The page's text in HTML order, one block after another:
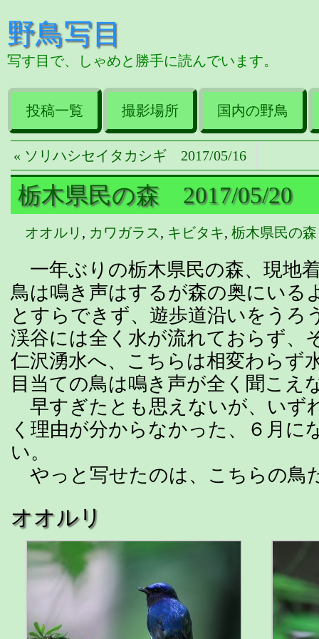
野鳥写目
写す目で、しゃめと勝手に読んでいます。
投稿一覧 撮影場所 国内の野鳥
« ソリハシセイタカシギ 2017/05/16
栃木県民の森 2017/05/20
オオルリ , カワガラス, キビタキ, 栃木県民の森
一年ぶりの栃木県民の森、現地
鳥は鳴き声はするが森の奥にいる
とすらできず、遊歩道沿いをうろ
渓谷には全く水が流れておらず、
仁沢湧水へ、こちらは相変わらず
目当ての鳥は鳴き声が全く聞こえ
早すぎたとも思えないが、いず
く理由が分からなかった、６月に
い。
やっと写せたのは、こちらの鳥
オオルリ